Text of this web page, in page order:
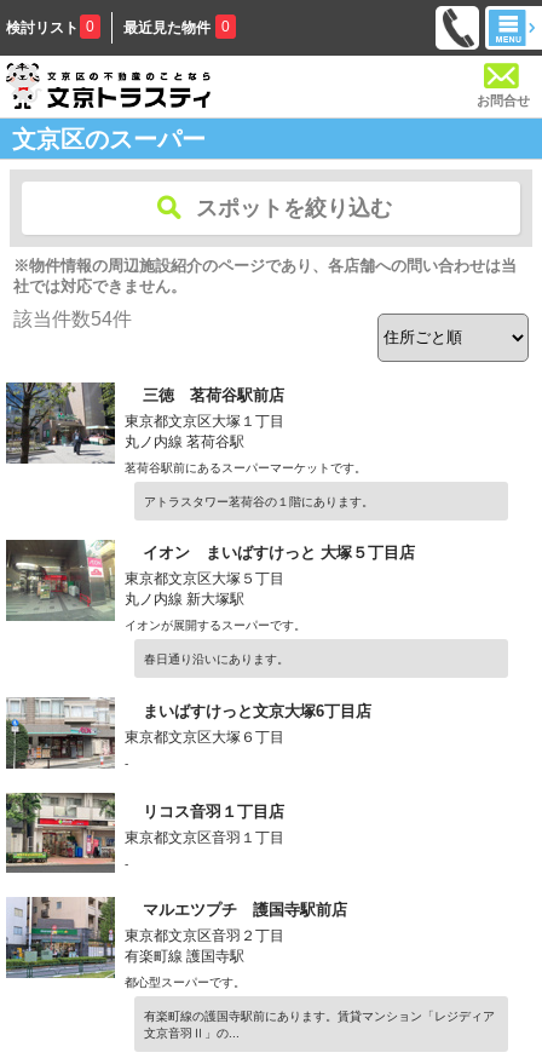
検討リスト 0 最近見た物件 0
お問合せ
文京区のスーパー
スポットを絞り込む
※物件情報の周辺施設紹介のページであり、各店舗への問い合わせは当
社では対応できません。
該当件数54件
三徳 茗荷谷駅前店
東京都文京区大塚１丁目
丸ノ内線 茗荷谷駅
茗荷谷駅前にあるスーパーマーケットです。
アトラスタワー茗荷谷の１階にあります。
イオン まいばすけっと 大塚５丁目店
東京都文京区大塚５丁目
丸ノ内線 新大塚駅
イオンが展開するスーパーです。
春日通り沿いにあります。
まいばすけっと文京大塚6丁目店
東京都文京区大塚６丁目
-
リコス音羽１丁目店
東京都文京区音羽１丁目
-
マルエツプチ 護国寺駅前店
東京都文京区音羽２丁目
有楽町線 護国寺駅
都心型スーパーです。
有楽町線の護国寺駅前にあります。賃貸マンション「レジディア
文京音羽Ⅱ」の...